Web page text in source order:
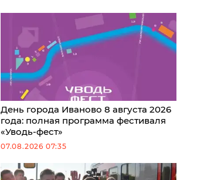
День города Иваново 8 августа 2026
года: полная программа фестиваля
«Уводь-фест»
07.08.2026 07:35